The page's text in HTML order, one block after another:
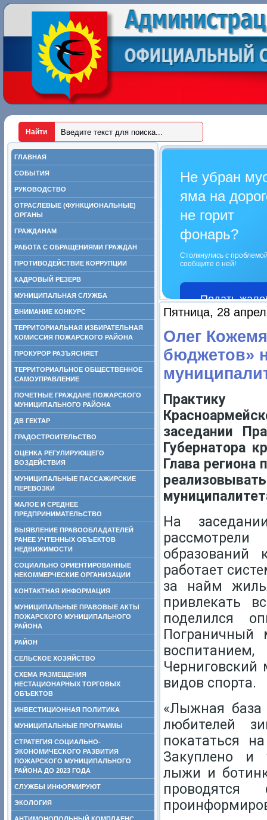
ГЛАВНАЯ
СОБЫТИЯ
РУКОВОДСТВО
ОТРАСЛЕВЫЕ (ФУНКЦИОНАЛЬНЫЕ)
ОРГАНЫ
ГРАЖДАНАМ
РАБОТА С ОБРАЩЕНИЯМИ ГРАЖДАН
ПРОТИВОДЕЙСТВИЕ КОРРУПЦИИ
КАДРОВЫЙ РЕЗЕРВ
МУНИЦИПАЛЬНАЯ СЛУЖБА
ВНИМАНИЕ КОНКУРС
ТЕРРИТОРИАЛЬНАЯ ИЗБИРАТЕЛЬНАЯ
КОМИССИЯ ПОЖАРСКОГО РАЙОНА
ПРОКУРОР РАЗЪЯСНЯЕТ
ТЕРРИТОРИАЛЬНОЕ ОБЩЕСТВЕННОЕ
САМОУПРАВЛЕНИЕ
ПОЧЕТНЫЕ ГРАЖДАНЕ ПОЖАРСКОГО
МУНИЦИПАЛЬНОГО РАЙОНА
ДВ ГЕКТАР
ГРАДОСТРОИТЕЛЬСТВО
ОЦЕНКА РЕГУЛИРУЮЩЕГО
ВОЗДЕЙСТВИЯ
МУНИЦИПАЛЬНЫЕ ПАССАЖИРСКИЕ
ПЕРЕВОЗКИ
МАЛОЕ И СРЕДНЕЕ
ПРЕДПРИНИМАТЕЛЬСТВО
ВЫЯВЛЕНИЕ ПРАВООБЛАДАТЕЛЕЙ
РАНЕЕ УЧТЕННЫХ ОБЪЕКТОВ
НЕДВИЖИМОСТИ
СОЦИАЛЬНО ОРИЕНТИРОВАННЫЕ
НЕКОММЕРЧЕСКИЕ ОРГАНИЗАЦИИ
КОНТАКТНАЯ ИНФОРМАЦИЯ
МУНИЦИПАЛЬНЫЕ ПРАВОВЫЕ АКТЫ
ПОЖАРСКОГО МУНИЦИПАЛЬНОГО
РАЙОНА
РАЙОН
СЕЛЬСКОЕ ХОЗЯЙСТВО
СХЕМА РАЗМЕЩЕНИЯ
НЕСТАЦИОНАРНЫХ ТОРГОВЫХ
ОБЪЕКТОВ
ИНВЕСТИЦИОННАЯ ПОЛИТИКА
МУНИЦИПАЛЬНЫЕ ПРОГРАММЫ
СТРАТЕГИЯ СОЦИАЛЬНО-
ЭКОНОМИЧЕСКОГО РАЗВИТИЯ
ПОЖАРСКОГО МУНИЦИПАЛЬНОГО
РАЙОНА ДО 2023 ГОДА
СЛУЖБЫ ИНФОРМИРУЮТ
ЭКОЛОГИЯ
Не убран
яма на
не горит
фонарь?
Столкнулись с
сообщите о ней!
Подать
Пятница, 28
Олег
бюджетов»
заседании
Губернатора
Глава
На
образований
работает
за найм
привлекать
поделился
Пограничный
Черниговский
видов спорта.
«Лыжная
любителей
покататься
Закуплено и
лыжи и
проводятся